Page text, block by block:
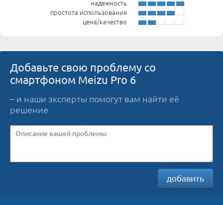
надежность
простота использования
цена/качество
Добавьте свою проблему со
смартфоном Meizu Pro 6
– и наши эксперты помогут вам найти её
решение
добавить